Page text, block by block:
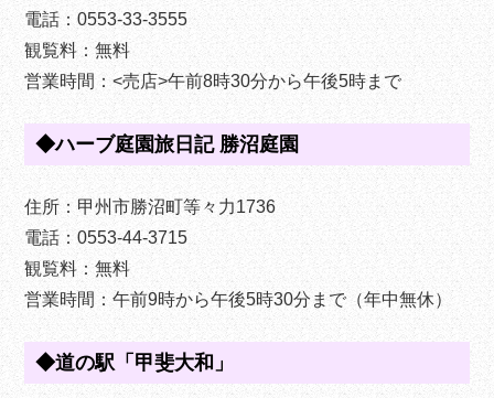
電話：0553-33-3555
観覧料：無料
営業時間：<売店>午前8時30分から午後5時まで
◆ハーブ庭園旅日記 勝沼庭園
住所：甲州市勝沼町等々力1736
電話：0553-44-3715
観覧料：無料
営業時間：午前9時から午後5時30分まで（年中無休）
◆道の駅「甲斐大和」